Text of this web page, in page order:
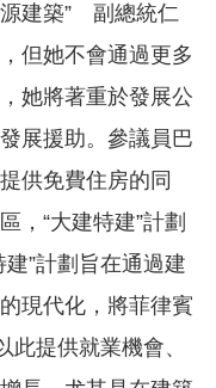
建築” 副總統仁
但她不會通過更多
她將著重於發展公
展援助。參議員巴
供免費住房的同
，“大建特建”計劃
”計劃旨在通過建
現代化，將菲律賓
此提供就業機會、